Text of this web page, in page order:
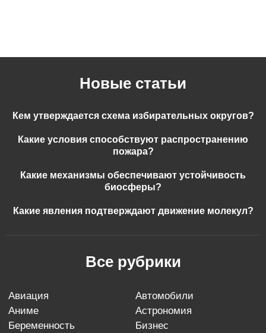
Новые статьи
Кем утверждается схема избирательных округов?
Какие условия способствуют распространению
пожара?
Какие механизмы обеспечивают устойчивость
биосферы?
Какие явления подтверждают движение молекул?
Все рубрики
авиация
автомобили
аниме
астрономия
беременность
бизнес